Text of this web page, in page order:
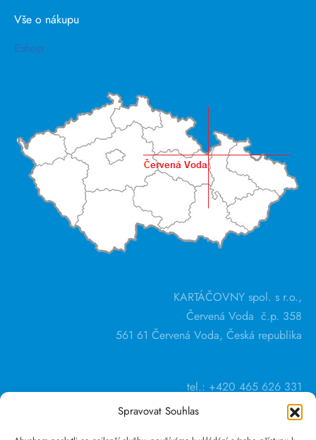
Spravovat Souhlas
Vše o nákupu
Eshop
KARTÁČOVNY spol. s r.o.,
Červená Voda č.p. 358
561 61 Červená Voda, Česká republika
tel.: +420 465 626 331